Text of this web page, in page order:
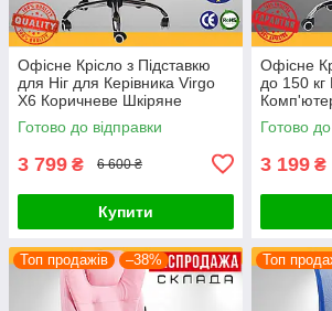
Офісне Крісло з Підставкю
для Ніг для Керівника Virgo
X6 Коричневе Шкіряне
Комп'ютерне Крісло для
Офісу з Підголівником
Готово до відправки
3 799 ₴ 6 600 ₴
Купити
Офісне
до 150
Готово
3 199 ₴
Топ продажів –38% Топ